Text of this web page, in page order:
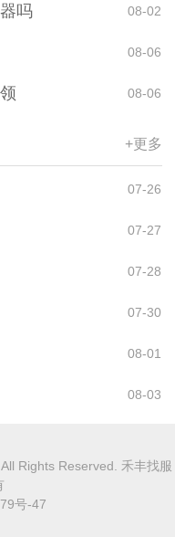
吗 08-02
08-06
08-06
+更多
07-26
07-27
07-28
07-30
08-01
08-03
Rights Reserved. 禾丰找服
号-47